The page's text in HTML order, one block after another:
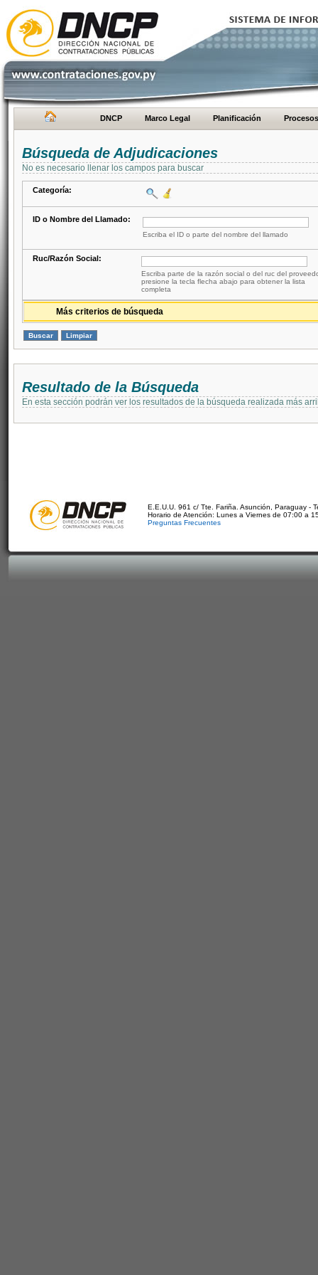
DNCP Marco Legal Planificación Procesos
Búsqueda de Adjudicaciones
No es necesario llenar los campos para buscar
Categoría:
ID o Nombre del Llamado:
Escriba el ID o parte del nombre del llamado
Ruc/Razón Social:
Escriba parte de la razón social o del ruc del
presione la tecla flecha abajo para obtener la lista
completa
Más criterios de búsqueda
Resultado de la Búsqueda
En esta sección podrán ver los resultados de la búsqueda realizada más
E.E.U.U. 961 c/ Tte. Fariña. Asunción, Paraguay -
Horario de Atención: Lunes a Viernes de 07:00 a
Preguntas Frecuentes